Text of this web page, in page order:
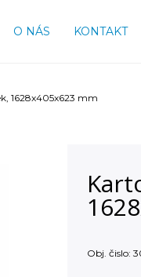
O NÁS KONTAKT
1628x405x623 mm
Obj. čislo: